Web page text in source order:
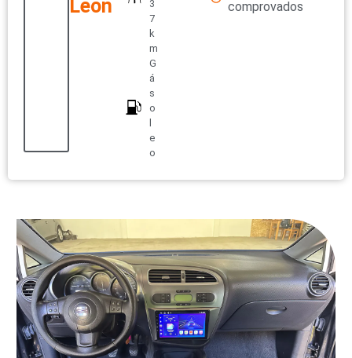
Leon
3
7
k
m
G
á
s
o
l
e
o
comprovados